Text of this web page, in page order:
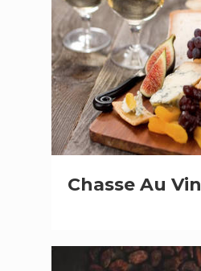
Chasse Au Vin